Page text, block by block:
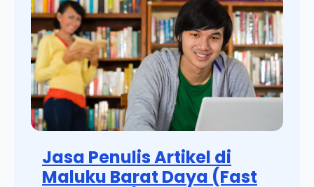
Jasa Penulis Artikel di
Maluku Barat Daya (Fast